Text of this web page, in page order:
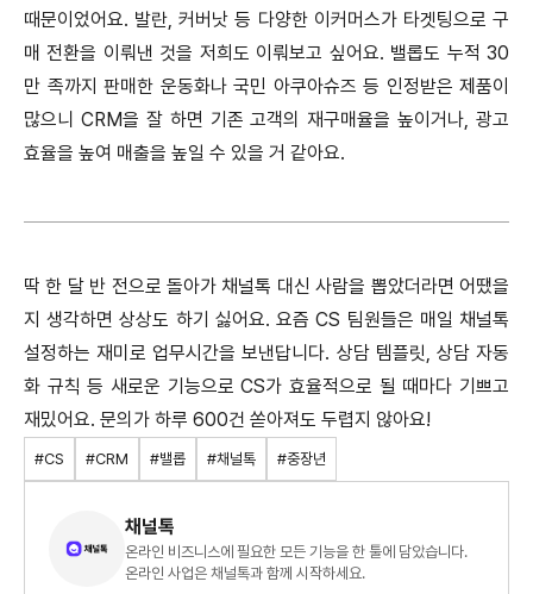
때문이었어요. 발란, 커버낫 등 다양한 이커머스가 타겟팅으로 구
매 전환을 이뤄낸 것을 저희도 이뤄보고 싶어요. 밸롭도 누적 30
만 족까지 판매한 운동화나 국민 아쿠아슈즈 등 인정받은 제품이
많으니 CRM을 잘 하면 기존 고객의 재구매율을 높이거나, 광고
효율을 높여 매출을 높일 수 있을 거 같아요.
딱 한 달 반 전으로 돌아가 채널톡 대신 사람을 뽑았더라면 어땠을
지 생각하면 상상도 하기 싫어요. 요즘 CS 팀원들은 매일 채널톡
설정하는 재미로 업무시간을 보낸답니다. 상담 템플릿, 상담 자동
화 규칙 등 새로운 기능으로 CS가 효율적으로 될 때마다 기쁘고
재밌어요. 문의가 하루 600건 쏟아져도 두렵지 않아요!
#CS #CRM #밸롭 #채널톡 #중장년
채널톡
온라인 비즈니스에 필요한 모든 기능을 한 툴에 담았습니다.
온라인 사업은 채널톡과 함께 시작하세요.